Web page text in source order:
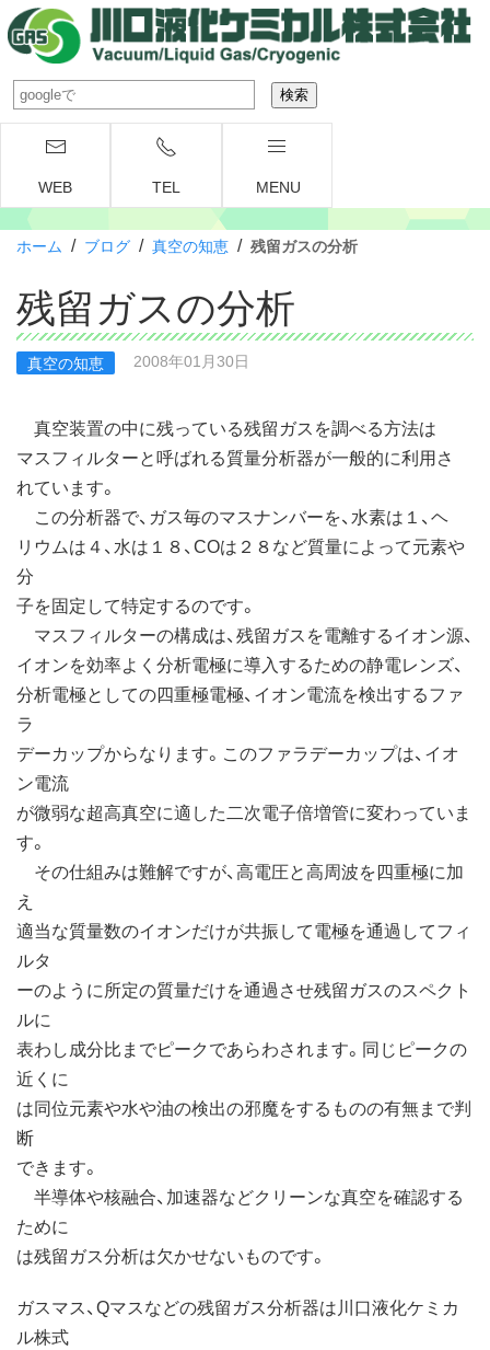
WEB TEL MENU
ホーム / ブログ / 真空の知恵 / 残留ガスの分析
残留ガスの分析
真空の知恵 2008年01月30日
真空装置の中に残っている残留ガスを調べる方法は
マスフィルターと呼ばれる質量分析器が一般的に利用さ
れています。
この分析器で、ガス毎のマスナンバーを、水素は１、ヘ
リウムは４、水は１８、COは２８など質量によって元素や
分
子を固定して特定するのです。
マスフィルターの構成は、残留ガスを電離するイオン源、
イオンを効率よく分析電極に導入するための静電レンズ、
分析電極としての四重極電極、イオン電流を検出するファ
ラ
デーカップからなります。このファラデーカップは、イオ
ン電流
が微弱な超高真空に適した二次電子倍増管に変わっていま
す。
その仕組みは難解ですが、高電圧と高周波を四重極に加
え
適当な質量数のイオンだけが共振して電極を通過してフィ
ルタ
ーのように所定の質量だけを通過させ残留ガスのスペクト
ルに
表わし成分比までピークであらわされます。同じピークの
近くに
は同位元素や水や油の検出の邪魔をするものの有無まで判
断
できます。
半導体や核融合、加速器などクリーンな真空を確認する
ために
は残留ガス分析は欠かせないものです。
ガスマス、Qマスなどの残留ガス分析器は川口液化ケミカ
ル株式